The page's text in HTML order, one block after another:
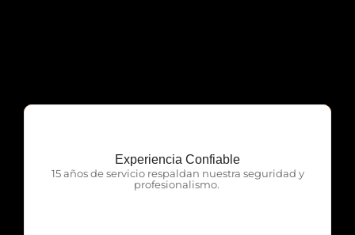
Experiencia Confiable
15 años de servicio respaldan nuestra seguridad y
profesionalismo.
OTP Servicios